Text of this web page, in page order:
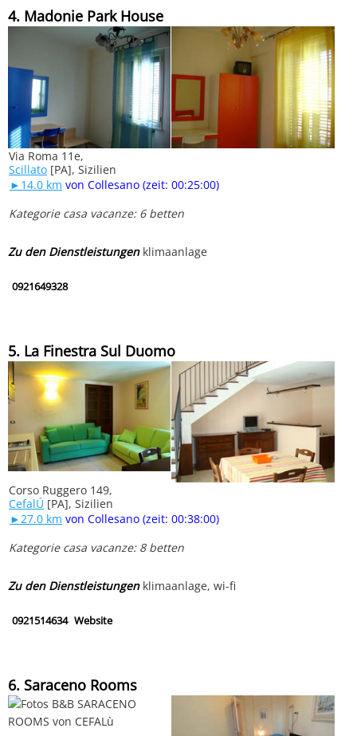
4. Madonie Park House
Via Roma 11e,
Scillato [PA], Sizilien
►14.0 km von Collesano (zeit: 00:25:00)
Kategorie casa vacanze: 6 betten
Zu den Dienstleistungenklimaanlage
0921649328
5. La Finestra Sul Duomo
Corso Ruggero 149,
CefalÚ [PA], Sizilien
►27.0 km von Collesano (zeit: 00:38:00)
Kategorie casa vacanze: 8 betten
Zu den Dienstleistungenklimaanlage, wi-fi
0921514634 Website
6. Saraceno Rooms